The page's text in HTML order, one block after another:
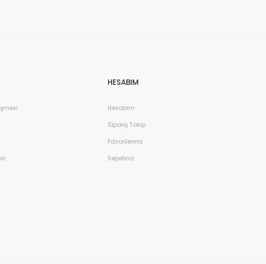
HESABIM
Hesabım
Sipariş Takip
Favorileriniz
Sepetiniz